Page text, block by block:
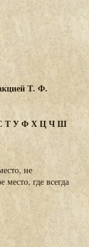
Т. Ф.
ТУФХЦЧШ
не
где всегда